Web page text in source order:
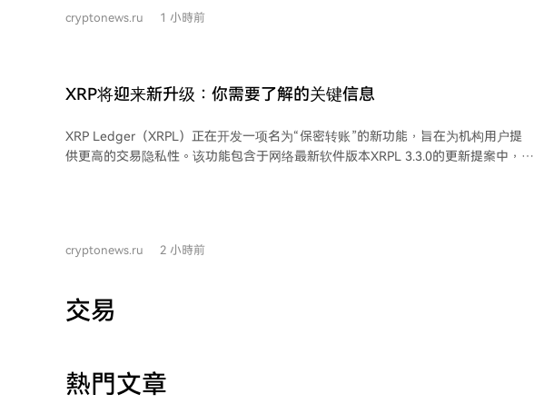
代方案——跨境银行间支付系统（CIPS）。 CIPS是中国人民银行推动的、专注于人
SWIFT、2014年对俄制裁、2022年冻结俄外汇储备等事件后，CIPS交易量均出现显
著跃升，尤其是2022年后。 据统计，2025年CIPS处理了844.19万笔交易，年总额
机构遍布全球。 然而，CIPS的崛起并不等同于人民币已取代美元。2026年6月，人
民币在全球支付中的份额仅占3.10%，远低于美元。人民币在贸易融资中的占比略
人民币资本账户未完全开放及汇率管制，仍是其国际化的根本制约，其影响可能比
cryptonews.ru 1 小時前
XRP将迎来新升级：你需要了解的关键信息
XRP Ledger（XRPL）正在开发一项名为“保密转账”的新功能，旨在为机构用户提
供更高的交易隐私性。该功能包含于网络最新软件版本XRPL 3.3.0的更新提案中，主
零知识证明等密码学方法来验证交易的有效性，而无需披露交易金额。此框架旨在
据统计，目前XRP Ledger上托管的现实世界资产价值约为13.8亿美元，其中约
8.457亿美元为Ripple发行的美元稳定币RLUSD。若不包含RLUSD，XRPL上的代币
面向企业用户的更新提案，如批量处理、赞助支持、权限委托和动态多用途交易处
理（MPT）。这些改进旨在满足批量操作、为第三方交易费提供赞助、授权管理以
cryptonews.ru 2 小時前
交易
熱門文章